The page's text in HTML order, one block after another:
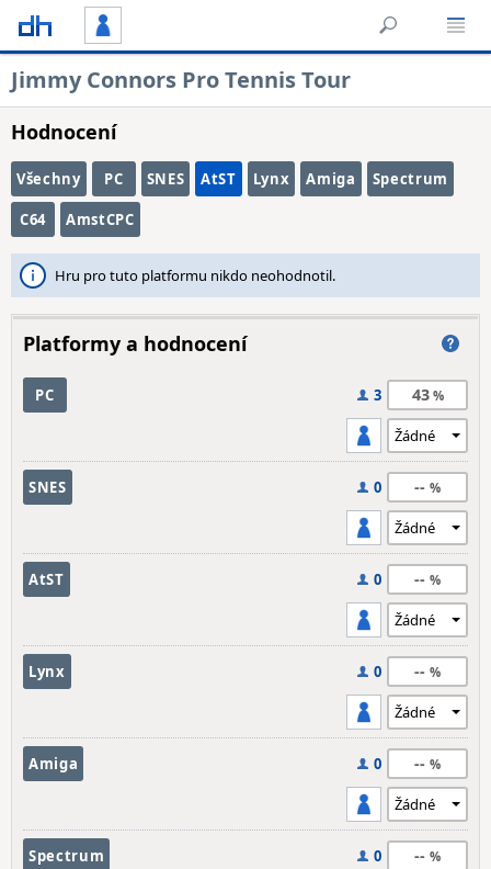
Jimmy Connors Pro Tennis Tour
Hodnocení
Všechny PC SNES AtST Lynx Amiga Spectrum
C64 AmstCPC
Hru pro tuto platformu nikdo neohodnotil.
Platformy a hodnocení
PC 3 43
SNES 0 --
AtST 0 --
Lynx 0 --
Amiga 0 --
Spectrum 0 --